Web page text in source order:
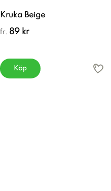
Kruka Beige
fr. 89 kr
Köp